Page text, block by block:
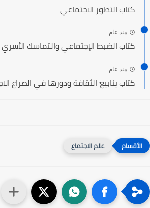
كتاب التطور الاجتماعي
منذ عام
كتاب الضبط الإجتماعي والتماسك الأسري
منذ عام
كتاب ينابيع الثقافة ودورها في الصراع
علم الاجتماع